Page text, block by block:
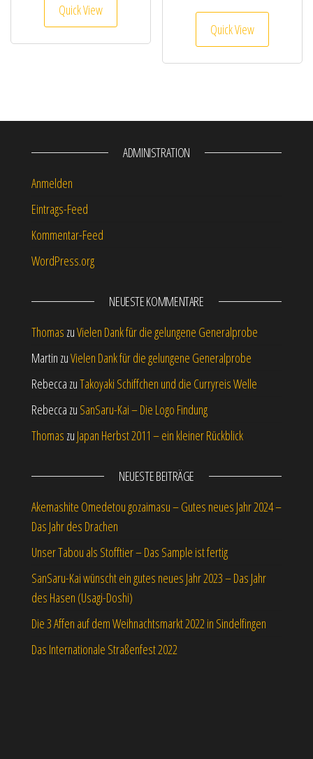
Quick View
Quick View
ADMINISTRATION
Anmelden
Eintrags-Feed
Kommentar-Feed
WordPress.org
NEUESTE KOMMENTARE
Thomas zuVielen Dank für die gelungene Generalprobe
Martin zuVielen Dank für die gelungene Generalprobe
Rebecca zuTakoyaki Schiffchen und die Curryreis Welle
Rebecca zu SanSaru-Kai – Die Logo Findung
Thomas zu Japan Herbst 2011 – ein kleiner Rückblick
NEUESTE BEITRÄGE
Akemashite Omedetou gozaimasu – Gutes neues Jahr 2024 –
Das Jahr des Drachen
Unser Tabou als Stofftier – Das Sample ist fertig
SanSaru-Kai wünscht ein gutes neues Jahr 2023 – Das Jahr
des Hasen (Usagi-Doshi)
Die 3 Affen auf dem Weihnachtsmarkt 2022 in Sindelfingen
Das Internationale Straßenfest 2022